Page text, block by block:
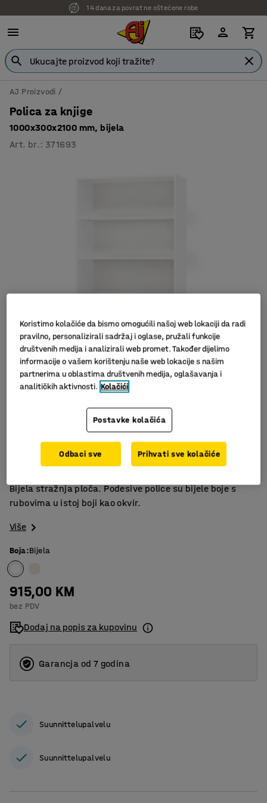
14 dana za povrat ne oštećene robe
AJ Proizvodi
Polica za knjige
1000x300x2100 mm, bijela
Art. br. : 371693
Certificirano švedskom oznakom Möbelfakte
Maksimalna nosivost 30 kg/polica
Podesive police
Bijela stražnja ploča. Podesive police su bijele boje s
rubovima u istoj boji kao okvir.
Više
Boja:Bijela
915,00 KM
bez PDV
Dodaj na popis za kupovinu
Garancja od 7 godina
Suunnittelupalvelu
Suunnittelupalvelu
Koristimo kolačiće da bismo omogućili našoj web lokaciji da radi
pravilno, personalizirali sadržaj i oglase, pružali funkcije
društvenih medija i analizirali web promet. Također dijelimo
informacije o vašem korištenju naše web lokacije s našim
partnerima u oblastima društvenih medija, oglašavanja i
analitičkih aktivnosti. Kolačići
Postavke kolačića
Odbaci sve Prihvati sve kolačiće